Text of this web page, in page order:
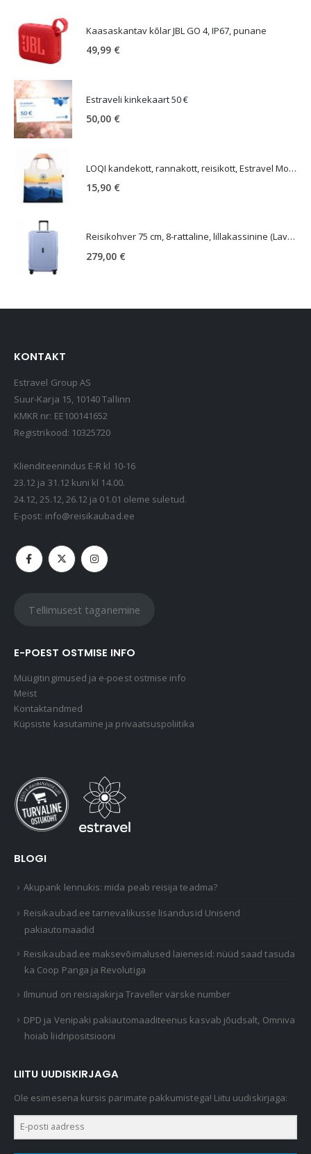
Kaasaskantav kõlar JBL GO 4, IP67, punane
49,99 €
Estraveli kinkekaart 50 €
50,00 €
LOQI kandekott, rannakott, reisikott, Estravel Mountain Bag
15,90 €
Reisikohver 75 cm, 8-rattaline, lillakassinine (Lavendel), TSA koodlukk, Samsonite Essens
279,00 €
KONTAKT
Estravel Group AS
Suur-Karja 15, 10140 Tallinn
KMKR nr: EE100141652
Registrikood: 10325720
Klienditeenindus E-R kl 10-16
23.12 ja 31.12 kuni kl 14.00.
24.12, 25.12, 26.12 ja 01.01 oleme suletud.
E-post: info@reisikaubad.ee
Tellimusest taganemine
E-POEST OSTMISE INFO
Müügitingimused ja e-poest ostmise info
Meist
Kontaktandmed
Küpsiste kasutamine ja privaatsuspoliitika
BLOGI
Akupank lennukis: mida peab reisija teadma?
Reisikaubad.ee tarnevalikusse lisandusid Unisend
pakiautomaadid
Reisikaubad.ee maksevõimalused laienesid: nüüd saad tasuda
ka Coop Panga ja Revolutiga
Ilmunud on reisiajakirja Traveller värske number
DPD ja Venipaki pakiautomaaditeenus kasvab jõudsalt, Omniva
hoiab liidripositsiooni
LIITU UUDISKIRJAGA
Ole esimesena kursis parimate pakkumistega! Liitu uudiskirjaga: